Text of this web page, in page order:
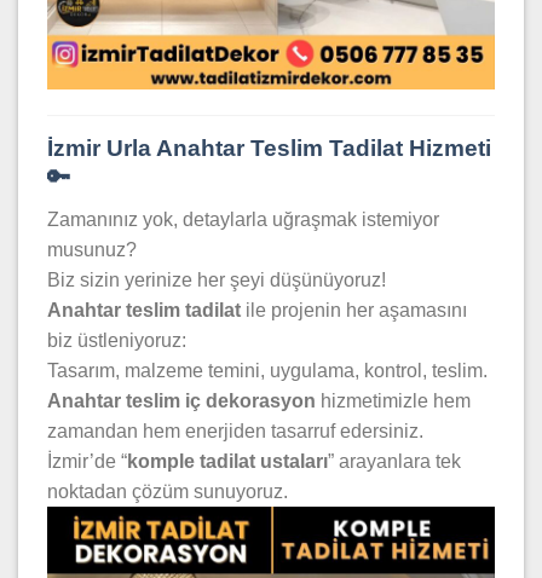
İzmir Urla Anahtar Teslim Tadilat Hizmeti
🔑
Zamanınız yok, detaylarla uğraşmak istemiyor
musunuz?
Biz sizin yerinize her şeyi düşünüyoruz!
Anahtar teslim tadilat ile projenin her aşamasını
biz üstleniyoruz:
Tasarım, malzeme temini, uygulama, kontrol, teslim.
Anahtar teslim iç dekorasyon hizmetimizle hem
zamandan hem enerjiden tasarruf edersiniz.
İzmir’de “komple tadilat ustaları” arayanlara tek
noktadan çözüm sunuyoruz.